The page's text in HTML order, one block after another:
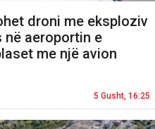
droni me eksploziv
në aeroportin e
me një avion
5 Gusht, 16:25